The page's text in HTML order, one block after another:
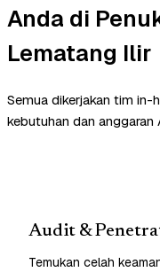
Anda di
Lematang Ilir
Semua dikerjakan tim in-
kebutuhan dan anggaran
Audit &
Temukan celah